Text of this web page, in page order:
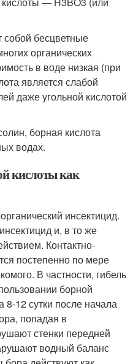
собой бесцветные
органических
в воде низкая (при
является слабой
даже угольной кислотой
борная кислота
водах.
кислоты как
инсектицид.
и, в то же
Контактно-
постепенно по мере
В частности, гибель
борной
8-12 сутки после начала
попадая в
стенки передней
водный баланс